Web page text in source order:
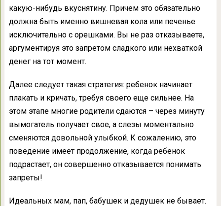
какую-нибудь вкуснятину. Причем это обязательно
должна быть именно вишневая кола или печенье
исключительно с орешками. Вы не раз отказываете,
аргументируя это запретом сладкого или нехваткой
денег на тот момент.
Далее следует такая стратегия: ребенок начинает
плакать и кричать, требуя своего еще сильнее. На
этом этапе многие родители сдаются – через минуту
вымогатель получает свое, а слезы моментально
сменяются довольной улыбкой. К сожалению, это
поведение имеет продолжение, когда ребенок
подрастает, он совершенно отказывается понимать
запреты!
Идеальных мам, пап, бабушек и дедушек не бывает.